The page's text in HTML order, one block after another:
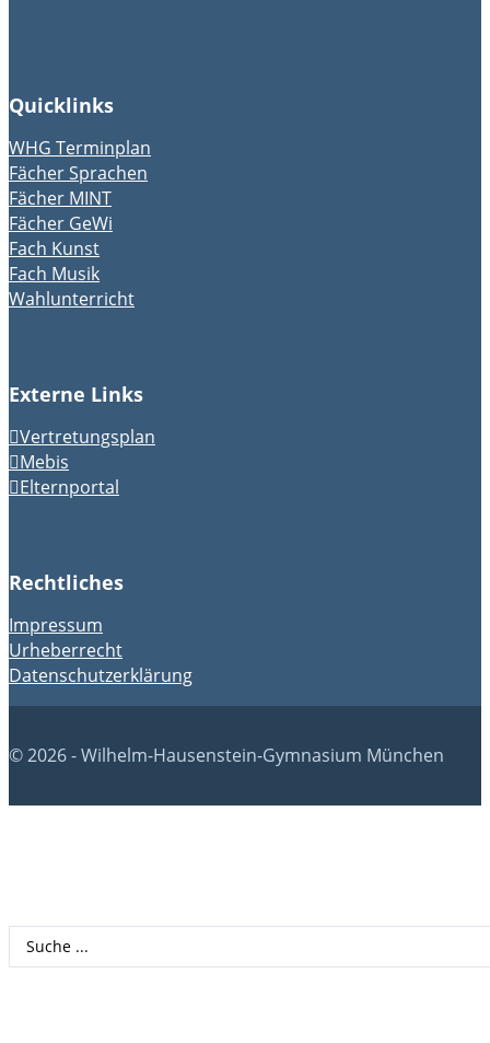
Quicklinks
WHG Terminplan
Fächer Sprachen
Fächer MINT
Fächer GeWi
Fach Kunst
Fach Musik
Wahlunterricht
Externe Links
Vertretungsplan
Mebis
Elternportal
Rechtliches
Impressum
Urheberrecht
Datenschutzerklärung
© 2026 - Wilhelm-Hausenstein-Gymnasium München
Search
...